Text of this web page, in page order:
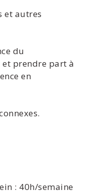
autres
du
prendre part à
en
: 40h/semaine